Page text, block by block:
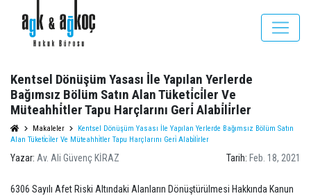
Kentsel Dönüşüm Yasası İle Yapılan Yerlerde
Bağımsız Bölüm Satın Alan Tüketi̇ci̇ler Ve
Müteahhi̇tler Tapu Harçlarını Geri̇ Alabi̇li̇rler
Makaleler
Kentsel Dönüşüm Yasası İle Yapılan Yerlerde Bağımsız Bölüm Satın
Alan Tüketi̇ci̇ler Ve Müteahhi̇tler Tapu Harçlarını Geri̇ Alabi̇li̇rler
Yazar: Av. Ali Güvenç KİRAZ Tarih: Feb. 18, 2021
6306 Sayılı Afet Riski Altındaki Alanların Dönüştürülmesi Hakkında Kanun